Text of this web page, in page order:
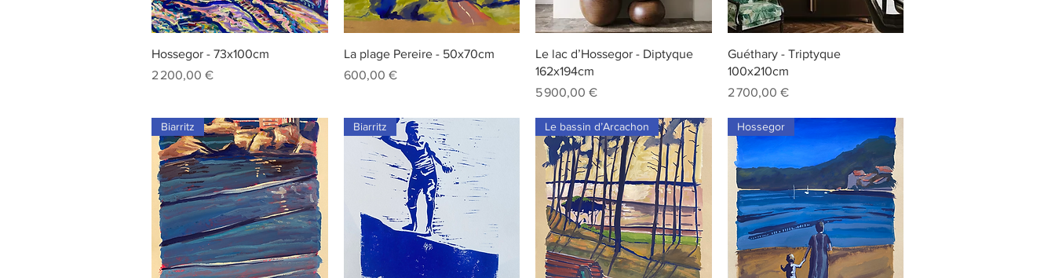
Aperçu rapide
Hossegor - 73x100cm
Prix
2 200,00 €
Aperçu rapide
La plage Pereire - 50x70cm
Prix
600,00 €
Aperçu rapide
Le lac d’Hossegor - Diptyque
162x194cm
Prix
5 900,00 €
Aperçu rapide
Guéthary - Triptyque
100x210cm
Prix
2 700,00 €
Biarritz Biarritz Le bassin d’Arcachon Hossegor